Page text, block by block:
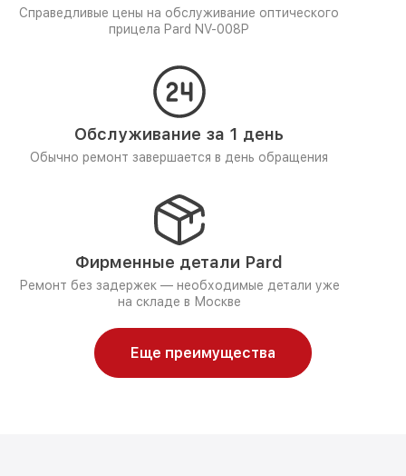
Справедливые цены на обслуживание оптического
прицела Pard NV-008P
Обслуживание за 1 день
Обычно ремонт завершается в день обращения
Фирменные детали Pard
Ремонт без задержек — необходимые детали уже
на складе в Москве
Еще преимущества